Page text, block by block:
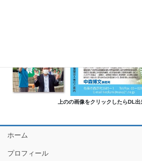
上のの画像をクリックしたらDL出
ホーム
プロフィール